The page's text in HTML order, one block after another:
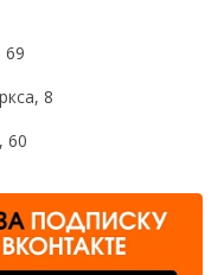
в
Обязательно
69
8
60